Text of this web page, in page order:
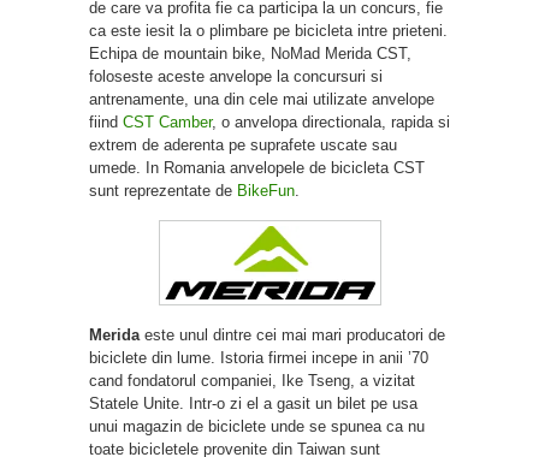
de care va profita fie ca participa la un concurs, fie
ca este iesit la o plimbare pe bicicleta intre prieteni.
Echipa de mountain bike, NoMad Merida CST,
foloseste aceste anvelope la concursuri si
antrenamente, una din cele mai utilizate anvelope
fiind CST Camber, o anvelopa directionala, rapida si
extrem de aderenta pe suprafete uscate sau
umede. In Romania anvelopele de bicicleta CST
sunt reprezentate de BikeFun.
Meridaeste unul dintre cei mai mari producatori de
biciclete din lume. Istoria firmei incepe in anii ’70
cand fondatorul companiei, Ike Tseng, a vizitat
Statele Unite. Intr-o zi el a gasit un bilet pe usa
unui magazin de biciclete unde se spunea ca nu
toate bicicletele provenite din Taiwan sunt